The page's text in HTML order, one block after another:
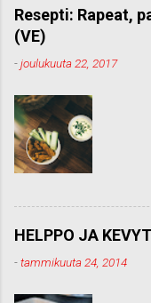
m
e
n
Resepti: Rapeat,
(VE)
-joulukuuta 22, 2017
HELPPO JA
-tammikuuta 24, 2014